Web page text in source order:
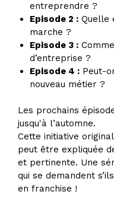
entreprendre ?
Episode 2 : Quelle
marche ?
Episode 3 :
d’entreprise ?
Episode 4 : Peut-
nouveau métier ?
Les prochains
jusqu'à l’automne.
Cette initiative
peut être expliquée
et pertinente. Une
qui se demandent
en franchise !